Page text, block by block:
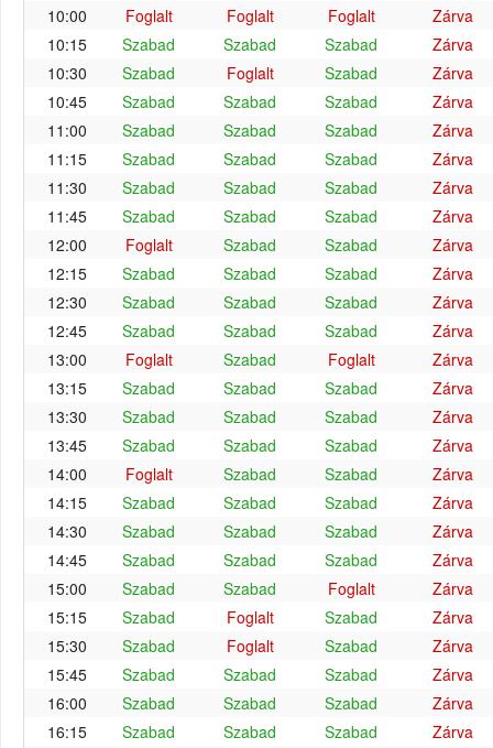
10:00
Foglalt Foglalt Foglalt
Zárva
10:15
Szabad Szabad Szabad
Zárva
10:30
Szabad Foglalt Szabad
Zárva
10:45
Szabad Szabad Szabad
Zárva
11:00
Szabad Szabad Szabad
Zárva
11:15
Szabad Szabad Szabad
Zárva
11:30
Szabad Szabad Szabad
Zárva
11:45
Szabad Szabad Szabad
Zárva
12:00
Foglalt Szabad Szabad
Zárva
12:15
Szabad Szabad Szabad
Zárva
12:30
Szabad Szabad Szabad
Zárva
12:45
Szabad Szabad Szabad
Zárva
13:00
Foglalt Szabad Foglalt
Zárva
13:15
Szabad Szabad Szabad
Zárva
13:30
Szabad Szabad Szabad
Zárva
13:45
Szabad Szabad Szabad
Zárva
14:00
Foglalt Szabad Szabad
Zárva
14:15
Szabad Szabad Szabad
Zárva
14:30
Szabad Szabad Szabad
Zárva
14:45
Szabad Szabad Szabad
Zárva
15:00
Szabad Szabad Foglalt
Zárva
15:15
Szabad Foglalt Szabad
Zárva
15:30
Szabad Foglalt Szabad
Zárva
15:45
Szabad Szabad Szabad
Zárva
16:00
Szabad Szabad Szabad
Zárva
16:15
Szabad Szabad Szabad
Zárva